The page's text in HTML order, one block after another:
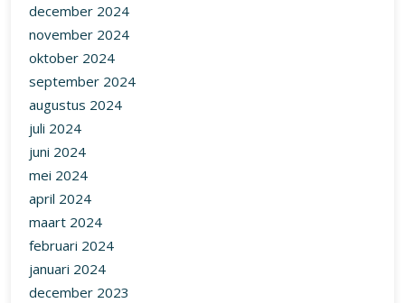
december 2024
november 2024
oktober 2024
september 2024
augustus 2024
juli 2024
juni 2024
mei 2024
april 2024
maart 2024
februari 2024
januari 2024
december 2023